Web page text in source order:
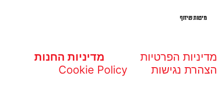
מיטות שיזוף
מדיניות הפרטיות
מדיניות החנות
הצהרת נגישות
Cookie Policy